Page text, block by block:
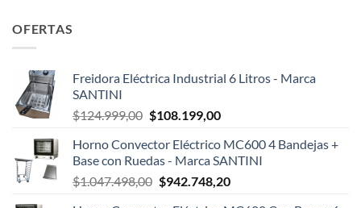
OFERTAS
Freidora Eléctrica Industrial 6 Litros - Marca
SANTINI
$124.999,00 El
original
era:
$124.999,00.
$108.199,00El
actual
es:
$108.199,00.
Horno Convector Eléctrico MC600 4 Bandejas +
Base con Ruedas - Marca SANTINI
$1.047.498,00 El
$942.748,20El